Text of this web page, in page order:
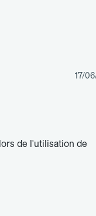
17/
de l'utilisation de